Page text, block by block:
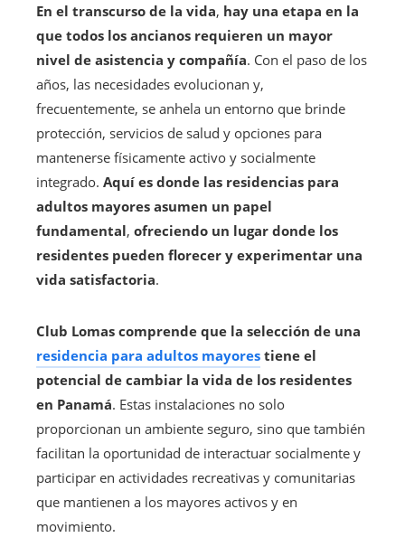
En el transcurso de la vida, hay una etapa en la
que todos los ancianos requieren un mayor
nivel de asistencia y compañía. Con el paso de los
años, las necesidades evolucionan y,
frecuentemente, se anhela un entorno que brinde
protección, servicios de salud y opciones para
mantenerse físicamente activo y socialmente
integrado. Aquí es donde las residencias para
adultos mayores asumen un papel
fundamental, ofreciendo un lugar donde los
residentes pueden florecer y experimentar una
vida satisfactoria.
Club Lomas comprende que la selección de una
residencia para adultos mayores tiene el
potencial de cambiar la vida de los residentes
en Panamá. Estas instalaciones no solo
proporcionan un ambiente seguro, sino que también
facilitan la oportunidad de interactuar socialmente y
participar en actividades recreativas y comunitarias
que mantienen a los mayores activos y en
movimiento.